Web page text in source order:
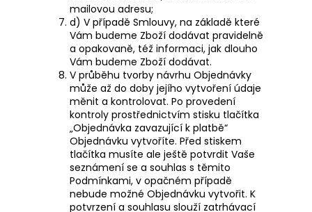
mailovou adresu;
d) V případě Smlouvy, na základě které
Vám budeme Zboží dodávat pravidelně
a opakovaně, též informaci, jak dlouho
Vám budeme Zboží dodávat.
V průběhu tvorby návrhu Objednávky
může až do doby jejího vytvoření údaje
měnit a kontrolovat. Po provedení
kontroly prostřednictvím stisku tlačítka
„Objednávka zavazující k platbě“
Objednávku vytvoříte. Před stiskem
tlačítka musíte ale ještě potvrdit Vaše
seznámení se a souhlas s těmito
Podmínkami, v opačném případě
nebude možné Objednávku vytvořit. K
potvrzení a souhlasu slouží zatrhávací